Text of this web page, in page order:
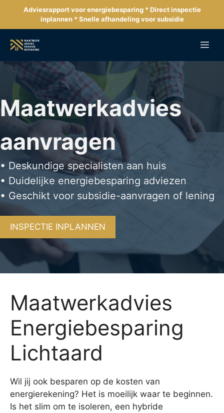
de
inhoud
Adviesrapport voor energiebesparing * Direct inspectie
inplannen * Snelle afhandeling voor subsidie
Maatwerkadvies
aanvragen
• Deskundige specialisten aan huis
• Duidelijke energiebesparing adviezen
• Geschikt voor subsidie-aanvragen of lening
INSPECTIE INPLANNEN
Maatwerkadvies
Energiebesparing
Lichtaard
Wil jij ook besparen op de kosten van
energierekening? Het is moeilijk waar te beginnen.
Is het slim om te isoleren, een hybride